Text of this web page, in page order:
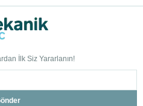
İlk Siz Yararlanın!